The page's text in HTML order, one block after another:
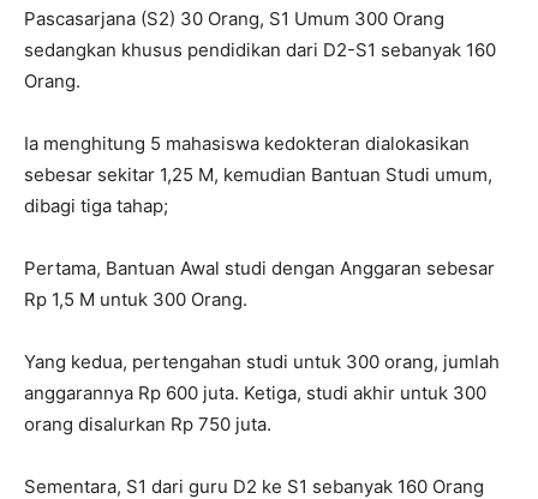
Pascasarjana (S2) 30 Orang, S1 Umum 300 Orang
sedangkan khusus pendidikan dari D2-S1 sebanyak 160
Orang.
Ia menghitung 5 mahasiswa kedokteran dialokasikan
sebesar sekitar 1,25 M, kemudian Bantuan Studi umum,
dibagi tiga tahap;
Pertama, Bantuan Awal studi dengan Anggaran sebesar
Rp 1,5 M untuk 300 Orang.
Yang kedua, pertengahan studi untuk 300 orang, jumlah
anggarannya Rp 600 juta. Ketiga, studi akhir untuk 300
orang disalurkan Rp 750 juta.
Sementara, S1 dari guru D2 ke S1 sebanyak 160 Orang